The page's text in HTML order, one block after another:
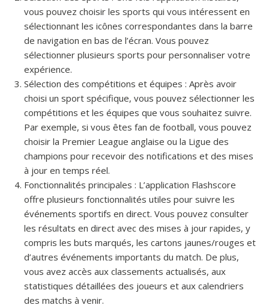
vous pouvez choisir les sports qui vous intéressent en
sélectionnant les icônes correspondantes dans la barre
de navigation en bas de l’écran. Vous pouvez
sélectionner plusieurs sports pour personnaliser votre
expérience.
Sélection des compétitions et équipes : Après avoir
choisi un sport spécifique, vous pouvez sélectionner les
compétitions et les équipes que vous souhaitez suivre.
Par exemple, si vous êtes fan de football, vous pouvez
choisir la Premier League anglaise ou la Ligue des
champions pour recevoir des notifications et des mises
à jour en temps réel.
Fonctionnalités principales : L’application Flashscore
offre plusieurs fonctionnalités utiles pour suivre les
événements sportifs en direct. Vous pouvez consulter
les résultats en direct avec des mises à jour rapides, y
compris les buts marqués, les cartons jaunes/rouges et
d’autres événements importants du match. De plus,
vous avez accès aux classements actualisés, aux
statistiques détaillées des joueurs et aux calendriers
des matchs à venir.